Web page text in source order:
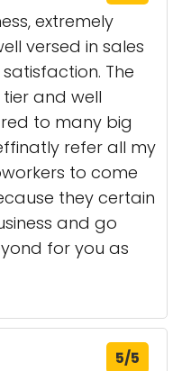
extremely
versed in sales
The
and well
to many big
refer all my
to come
they certain
and go
for you as
5/5